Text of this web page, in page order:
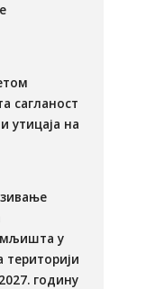
сагланост
утицаја на
у
територији
годину